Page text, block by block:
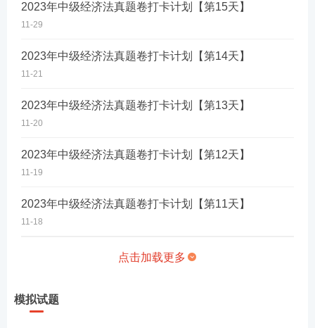
2023年中级经济法真题卷打卡计划【第15天】
11-29
2023年中级经济法真题卷打卡计划【第14天】
11-21
2023年中级经济法真题卷打卡计划【第13天】
11-20
2023年中级经济法真题卷打卡计划【第12天】
11-19
2023年中级经济法真题卷打卡计划【第11天】
11-18
点击加载更多
模拟试题